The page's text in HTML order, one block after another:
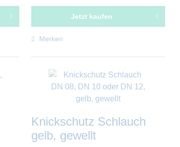
Jetzt kaufen
Merken
Knickschutz Schlauch
gelb, gewellt